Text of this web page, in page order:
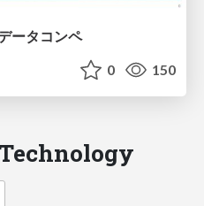
ータコンペ
0 150